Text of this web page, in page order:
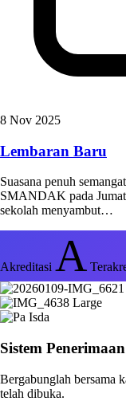
8 Nov 2025
Lembaran Baru
Suasana penuh
SMANDAK pada
sekolah menyambut…
Akreditasi A
Sistem
Bergabunglah bersama
telah dibuka.